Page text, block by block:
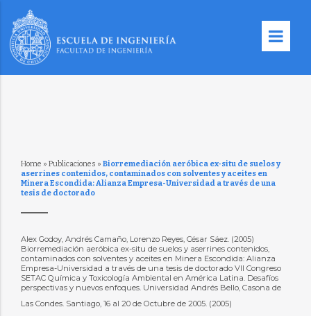
Home » Publicaciones » Biorremediación aeróbica ex-situ de suelos y
aserrines contenidos, contaminados con solventes y aceites en
Minera Escondida: Alianza Empresa-Universidad a través de una
tesis de doctorado
Alex Godoy, Andrés Camaño, Lorenzo Reyes, César Sáez. (2005)
Biorremediación aeróbica ex-situ de suelos y aserrines contenidos,
contaminados con solventes y aceites en Minera Escondida: Alianza
Empresa-Universidad a través de una tesis de doctorado VII Congreso
SETAC Química y Toxicología Ambiental en América Latina. Desafíos
perspectivas y nuevos enfoques. Universidad Andrés Bello, Casona de
Las Condes. Santiago, 16 al 20 de Octubre de 2005. (2005)